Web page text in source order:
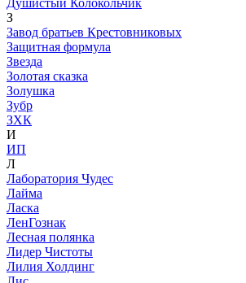
Душистый Колокольчик
З
Завод братьев Крестовниковых
Защитная формула
Звезда
Золотая сказка
Золушка
Зубр
ЗХК
И
ИП
Л
Лаборатория Чудес
Лайма
Ласка
ЛенГознак
Лесная полянка
Лидер Чистоты
Лилия Холдинг